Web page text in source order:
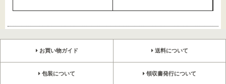
お買い物ガイド 送料について
包装について 領収書発行について